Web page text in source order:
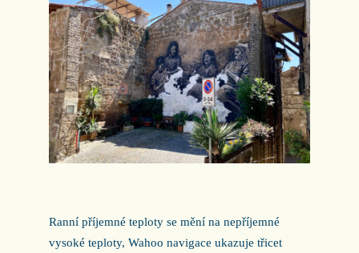
Ranní příjemné teploty se mění na nepříjemné
vysoké teploty, Wahoo navigace ukazuje třicet